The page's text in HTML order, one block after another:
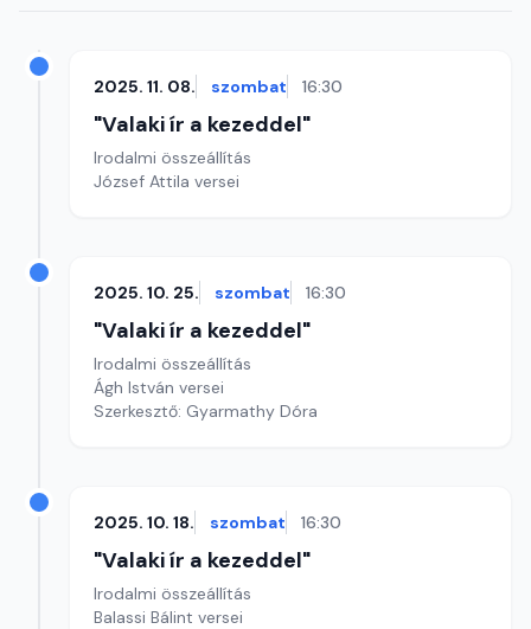
2025. 11. 08. szombat 16:30
"Valaki ír a kezeddel"
Irodalmi összeállítás
József Attila versei
2025. 10. 25. szombat 16:30
"Valaki ír a kezeddel"
Irodalmi összeállítás
Ágh István versei
Szerkesztő: Gyarmathy Dóra
2025. 10. 18. szombat 16:30
"Valaki ír a kezeddel"
Irodalmi összeállítás
Balassi Bálint versei